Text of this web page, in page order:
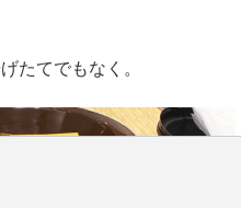
たてでもなく。